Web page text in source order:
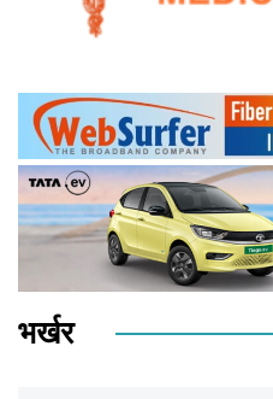
भर्खर